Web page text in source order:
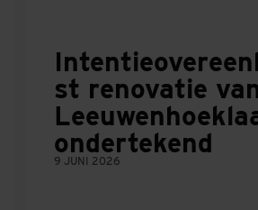
st renovatie
ondertekend
9 JUNI 2026